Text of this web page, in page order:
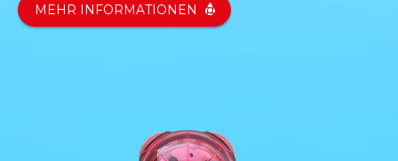
MEHR INFORMATIONEN